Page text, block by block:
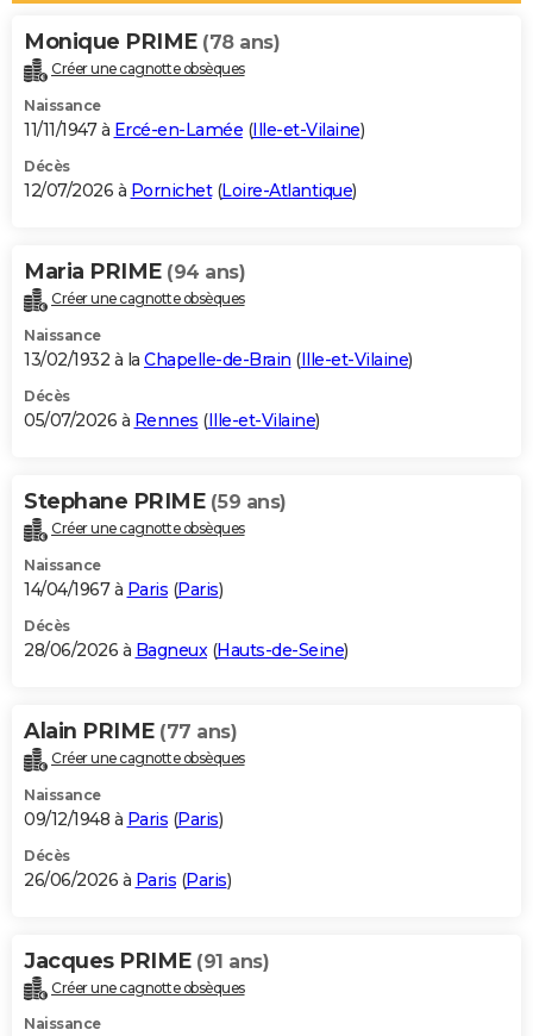
Alimentation
Guide de la santé
Maladies
Médicaments
Sommeil
VOYAGE
Destinations
City break
Voyage nature
Voyage de noces
Forum
Climat
+PHOTO
GUIDES D'ACHAT
BONS PLANS
Carte de Noël
Carte Bonne année
Carte Saint-Valentin
Carte Pâques
Carte d'anniversaire
DICTIONNAIRE
Dictionnaire
Biographies
Citations
Expressions
Proverbes
PROGRAMME TV
S'inscrire
Se connecter
Lycées
Collèges
Primaires
Universités
Entreprises
Service militaire
Avis de recherche
AVIS DE DÉCÈS
Bricolage
Lifestyle
Culture
Sport
Auto
Television
Voyage
Cinema
Monique PRIME (78 ans)
Créer une cagnotte obsèques
Naissance
11/11/1947 à Ercé-en-Lamée (Ille-et-Vilaine)
Décès
12/07/2026 à Pornichet(Loire-Atlantique)
Maria PRIME (94 ans)
Créer une cagnotte obsèques
Naissance
13/02/1932 à la Chapelle-de-Brain (Ille-et-Vilaine)
Décès
05/07/2026 à Rennes (Ille-et-Vilaine)
Stephane PRIME (59 ans)
Créer une cagnotte obsèques
Naissance
14/04/1967 à Paris (Paris)
Décès
28/06/2026 à Bagneux(Hauts-de-Seine)
Alain PRIME (77 ans)
Créer une cagnotte obsèques
Naissance
09/12/1948 à Paris (Paris)
Décès
26/06/2026 à Paris (Paris)
Jacques PRIME (91 ans)
Créer une cagnotte obsèques
Naissance